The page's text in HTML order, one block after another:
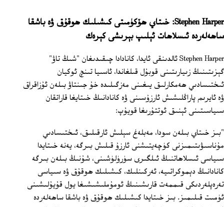
Stephen Harper: خىتاي ھۆكۈمىتى كىشىلىك ھوقۇق ۋە باشقا
ساھەلەردە ئىسلاھات ئېلىپ بېرىشى كېرەك
Stephen Harper ئالدىنقى ئايدا، كانادادا چىقىدىغان "شىڭ تاۋ"
گېزىتىنىڭ زىيارىتىنى قوبۇل قىلغاندا، ئاسىيا تىنچ ئوكيان
ئىختىسادىي ھەمكارلىق يىغىنى مەزگىلىدە خۇ جىنتاۋ بىلەن ئۇزاقراق
ۋە ئايرىم پاراڭلىشىش ئارزۇسىنى ۋە كانادانىڭ خىتايغا قاراتقان
سىياسىتىنى ئېنىق ئوتتۇرىغا قويۇپ:
"بىز خىتاي بىلەن سودا، مەبلەغ سېلىش ئارقىلىق، ئىختىسادىي
مۇناسىۋىتىمىزنى كۈچەيتىشنى ئارزۇ قىلىش بىرگە، يەنە خىتايدا
سىياسى ئىسلاھاتنىڭ ئىلگىرى سۈرۈلۈشىنى، شۇنىڭ بىلەن بىرگە
كانادانىڭ دېموكراتىيە، ئەركىنلىك، كىشىلىك ھوقۇق ۋە سىياسى
تەرەپلەردىكى قىممەت قارىشىنىڭ ئومۇملىشىشىغا يول قۇيۇلىشىنى
ئۈمىت قىلىمىز. بىز خىتايدا كىشىلىك ھوقۇق ۋە باشقا ساھەلەردە